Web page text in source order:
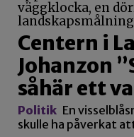
Centern i
Johanzon
såhär ett
Politik En
skulle ha påverkat